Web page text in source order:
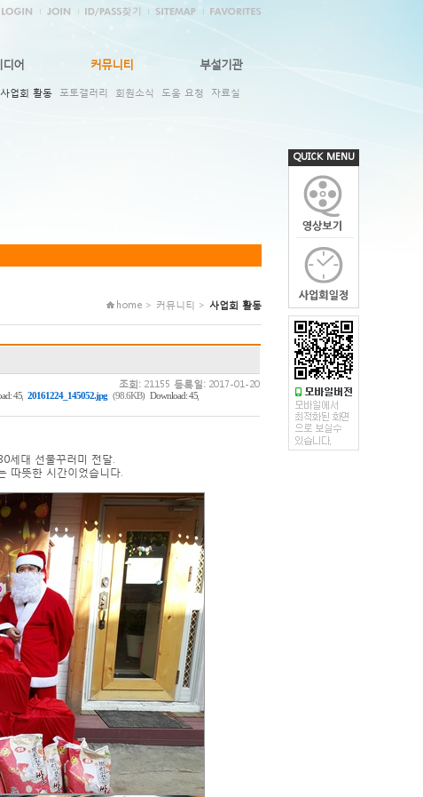
디어 커뮤니티 부설기관
사업회 활동 포토갤러리 회원소식 도움 요청 자료실
home > 커뮤니티 > 사업회 활동
조회:21155 등록일:2017-01-20
45, 20161224_145052.jpg (98.6KB) Download: 45,
세대 선물꾸러미 전달.
따뜻한 시간이었습니다.
QUICK MENU